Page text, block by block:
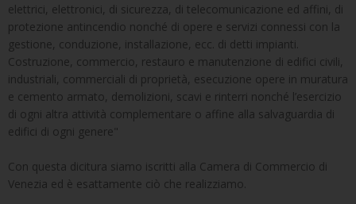
elettrici, elettronici, di sicurezza, di telecomunicazione ed affini, di
protezione antincendio nonché di opere e servizi connessi con la
gestione, conduzione, installazione, ecc. di detti impianti.
Costruzione, commercio, restauro e manutenzione di edifici civili,
industriali, commerciali di proprietà, esecuzione opere in muratura
e cemento armato, demolizioni, scavi e rinterri nonché l’esercizio
di ogni altra attività complementare o affine alla salvaguardia di
edifici di ogni genere"
Con questa dicitura siamo iscritti alla Camera di Commercio di
Venezia ed è esattamente ciò che realizziamo.